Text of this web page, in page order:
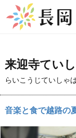
来迎寺てい
らいこうじていしゃ
音楽と食で越路の